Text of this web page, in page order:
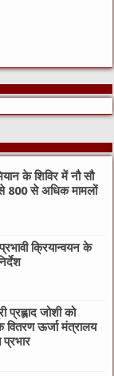
के शिविर में नौ सौ
800 से अधिक मामलों
क्रियान्वयन के
प्रह्लाद जोशी को
वितरण ऊर्जा मंत्रालय
प्रभार